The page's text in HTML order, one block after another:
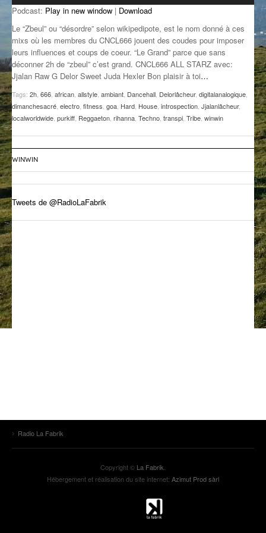
GROOVE N SUN
IL ÉTAIT UNE FOIS
L’ASTUCE DE LA PORTE EN BOIS
LA MINUTE LITTÉRAIRE
LA SOUTERRAINE
NOS ANCIENS
SONORIK
PLUS DE MIX
Podcast: Play in new window | Download
Le “Zbeul” ou “désordre” selon wikipedipote, est le nom donné à ces
mixs où les membres du CNCL666 jouent des coudes pour imposer
leurs influences et coups de coeur. “Le Grand” parce que sans
déconner 2h de “zbeul” c’est grand. CNCL666 ALL STARZ avec:
Jjalan Raw G Delor Sweet Juda Hexler Bon plaisir à toi…
Tags: 2h 666 african allstyle ambiant Dancehall Delorlâcheur, digitalanalogique
dimanchesacré electro fitness goa Hard House introspection Jjalanlâcheur,
localworldwide purkiff Reggaeton rihanna Techno transpi Tribe winwin
WINWIN
Tweets de @RadioLaFabrik
Radio La Fabrik
Copyright © La Fabrik
Hébergement et réalisation du site internet: Azimut Prod sàrl